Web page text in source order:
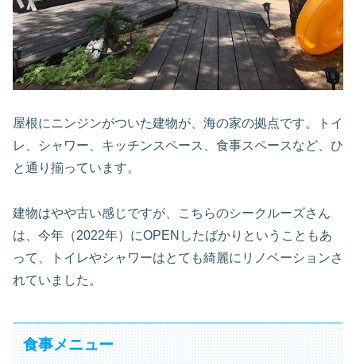
屋根にニンジンがついた建物が、海の家の拠点です。トイ
レ、シャワー、キッチンスペース、食事スペースなど、ひ
と通り揃っています。
建物はやや古い感じですが、こちらのシークルーズさん
は、今年（2022年）にOPENしたばかりということもあ
って、トイレやシャワーはとても綺麗にリノベーションさ
れていました。
食事メニュー